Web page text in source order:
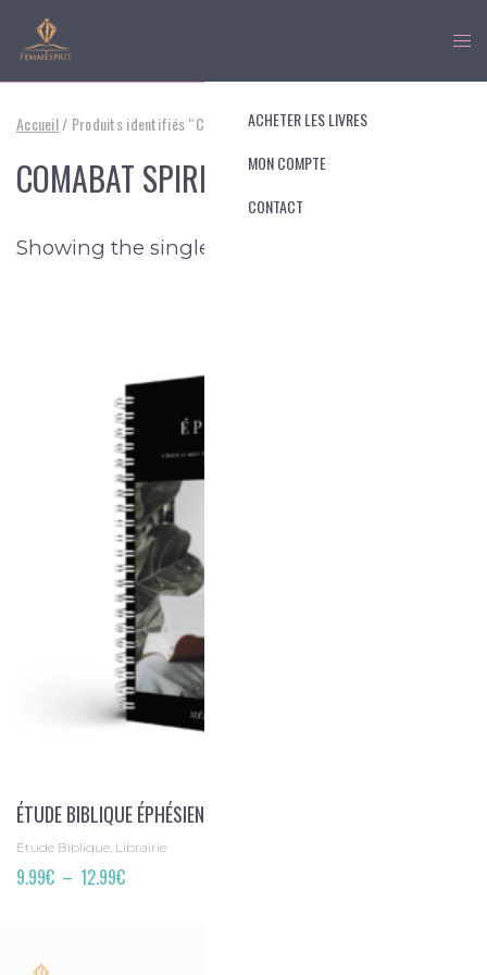
ACHETER LES LIVRES
MON COMPTE
CONTACT
Accueil/ Produits identifiés “COMABAT SPIRITUEL”
COMABAT SPIRITUEL
Showing the single result
ÉTUDE BIBLIQUE ÉPHÉSIENS
Étude Biblique, Librairie
9.99€ – 12.99€Plage